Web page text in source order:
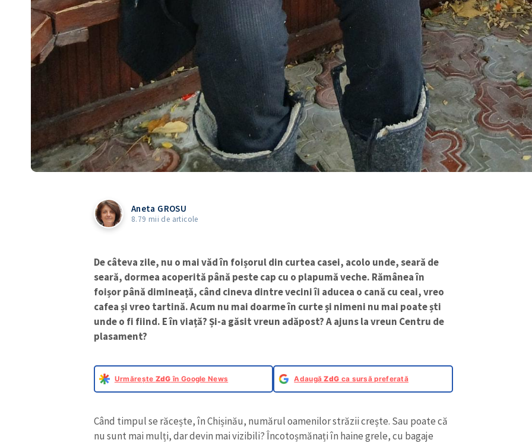
Aneta GROSU
8.79 mii de articole
De câteva zile, nu o mai văd în foișorul din curtea casei, acolo unde, seară de
seară, dormea acoperită până peste cap cu o plapumă veche. Rămânea în
foișor până dimineață, când cineva dintre vecini îi aducea o cană cu ceai, vreo
cafea și vreo tartină. Acum nu mai doarme în curte și nimeni nu mai poate ști
unde o fi fiind. E în viață? Și-a găsit vreun adăpost? A ajuns la vreun Centru de
plasament?
Urmărește ZdG în Google News AdaugăZdG ca sursă preferată
Când timpul se răcește, în Chișinău, numărul oamenilor străzii crește. Sau poate că
nu sunt mai mulți, dar devin mai vizibili? Încotoșmănați în haine grele, cu bagaje
Fotografie + Încarcă imagine